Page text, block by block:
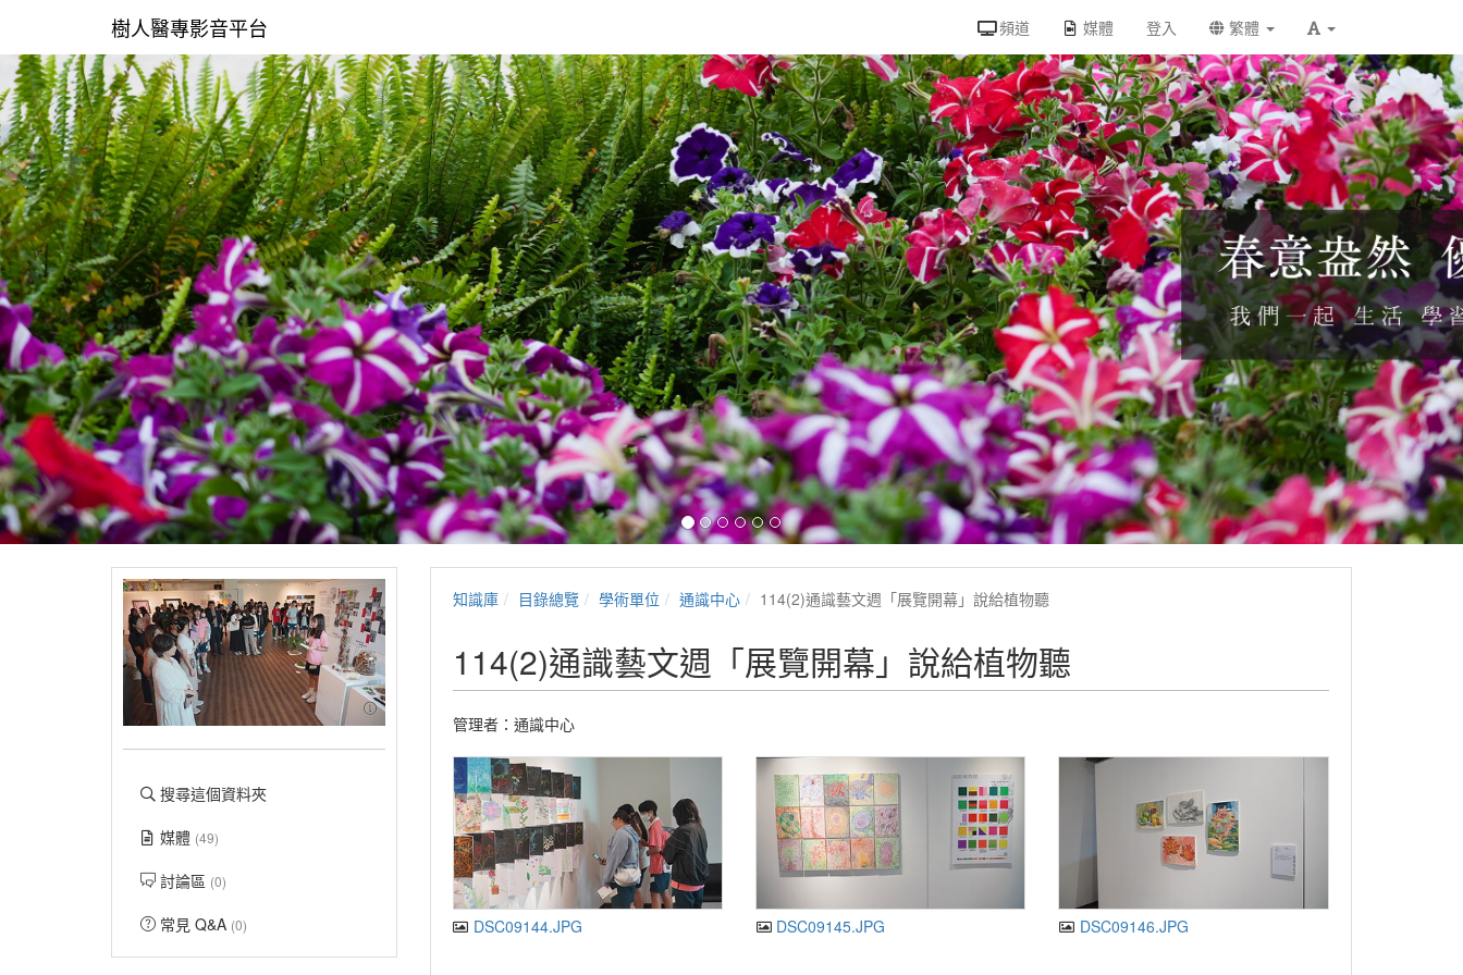
樹人醫專影音平台 頻道 媒體 登入 繁體
搜尋這個資料夾
媒體 (49)
討論區 (0)
常見 Q&A (0)
知識庫 目錄總覽 學術單位 通識中心 114(2)通識藝文週「展覽開幕」說給植物聽
114(2)通識藝文週「展覽開幕」說給植物聽
管理者：通識中心
DSC09144.JPG DSC09145.JPG DSC09146.JPG